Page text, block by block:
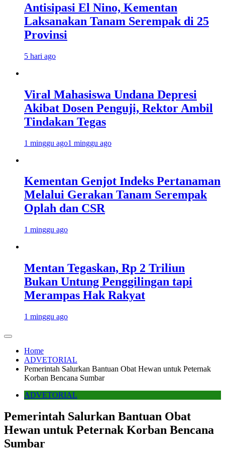
Antisipasi El Nino, Kementan
Laksanakan Tanam Serempak di 25
Provinsi
5 hari ago
Viral Mahasiswa Undana Depresi
Akibat Dosen Penguji, Rektor Ambil
Tindakan Tegas
1 minggu ago1 minggu ago
Kementan Genjot Indeks Pertanaman
Melalui Gerakan Tanam Serempak
Oplah dan CSR
1 minggu ago
Mentan Tegaskan, Rp 2 Triliun
Bukan Untung Penggilingan tapi
Merampas Hak Rakyat
1 minggu ago
Home
ADVETORIAL
Pemerintah Salurkan Bantuan Obat Hewan untuk Peternak
Korban Bencana Sumbar
ADVETORIAL
Pemerintah Salurkan Bantuan Obat
Hewan untuk Peternak Korban Bencana
Sumbar